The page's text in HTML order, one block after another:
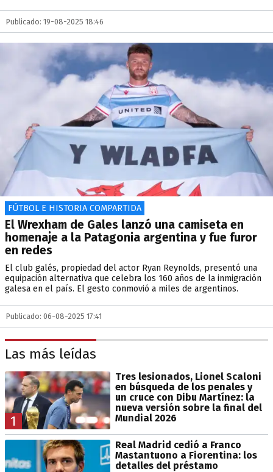
Publicado: 19-08-2025 18:46
FÚTBOL E HISTORIA COMPARTIDA
El Wrexham de Gales lanzó una camiseta en
homenaje a la Patagonia argentina y fue furor
en redes
El club galés, propiedad del actor Ryan Reynolds, presentó una
equipación alternativa que celebra los 160 años de la inmigración
galesa en el país. El gesto conmovió a miles de argentinos.
Publicado: 06-08-2025 17:41
Las más leídas
1
Tres lesionados, Lionel Scaloni
en búsqueda de los penales y
un cruce con Dibu Martínez: la
nueva versión sobre la final del
Mundial 2026
Real Madrid cedió a Franco
Mastantuono a Fiorentina: los
detalles del préstamo